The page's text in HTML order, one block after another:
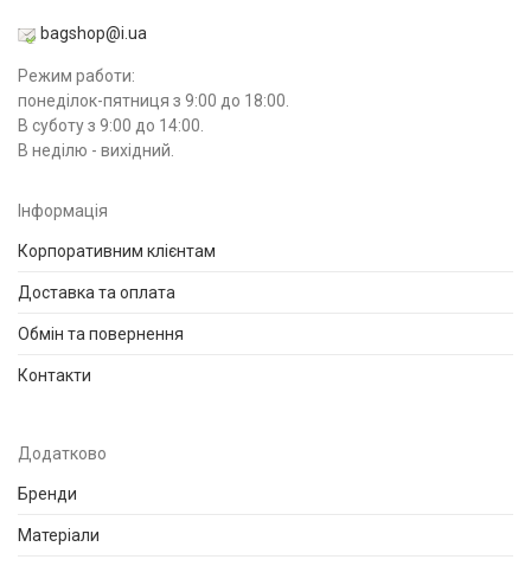
bagshop@i.ua
Режим работи:
понеділок-пятниця з 9:00 до 18:00.
В суботу з 9:00 до 14:00.
В неділю - вихідний.
Інформація
Корпоративним клієнтам
Доставка та оплата
Обмін та повернення
Контакти
Додатково
Бренди
Матеріали